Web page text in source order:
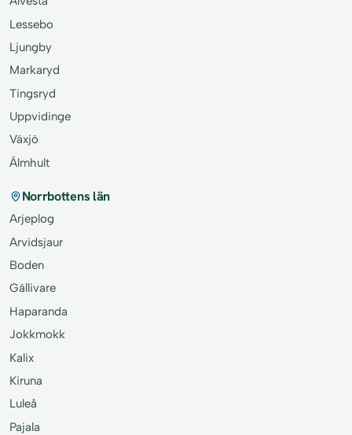
Lessebo
Ljungby
Markaryd
Tingsryd
Uppvidinge
Växjö
Älmhult
Norrbottens län
Arjeplog
Arvidsjaur
Boden
Gällivare
Haparanda
Jokkmokk
Kalix
Kiruna
Luleå
Pajala